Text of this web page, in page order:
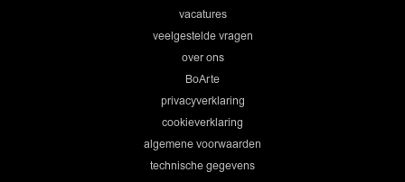
vacatures
veelgestelde vragen
over ons
BoArte
privacyverklaring
cookieverklaring
algemene voorwaarden
technische gegevens